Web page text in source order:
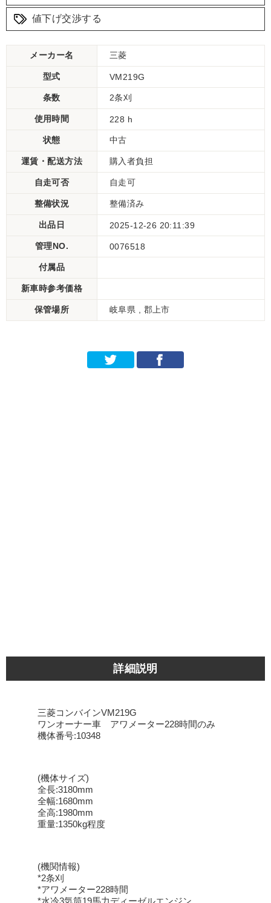
値下げ交渉する
メーカー名 三菱
型式 VM219G
条数 2条刈
使用時間 228 h
状態 中古
運賃・配送方法 購入者負担
自走可否 自走可
整備状況 整備済み
出品日 2025-12-26 20:11:39
管理NO. 0076518
付属品
新車時参考価格
保管場所 岐阜県 , 郡上市
詳細説明
三菱コンバインVM219G
ワンオーナー車 アワメーター228時間のみ
機体番号:10348
(機体サイズ)
全長:3180mm
全幅:1680mm
全高:1980mm
重量:1350kg程度
(機関情報)
*2条刈
*アワメーター228時間
*水冷3気筒19馬力ディーゼルエンジン